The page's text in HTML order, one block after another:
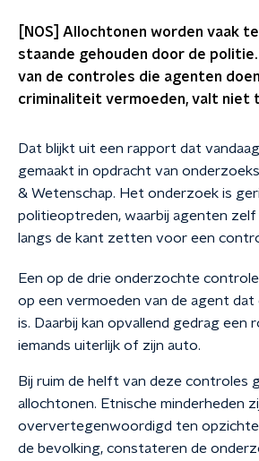
[NOS] Allochtonen worden vaak
staande gehouden door de
van de controles die agenten
criminaliteit vermoeden, valt niet
Dat blijkt uit een rapport dat
gemaakt in opdracht van
& Wetenschap. Het onderzoek is
politieoptreden, waarbij agenten
langs de kant zetten voor een
Een op de drie onderzochte
op een vermoeden van de agent dat
is. Daarbij kan opvallend gedrag een
iemands uiterlijk of zijn auto.
Bij ruim de helft van deze controles
allochtonen. Etnische minderheden
oververtegenwoordigd ten opzichte
de bevolking, constateren de